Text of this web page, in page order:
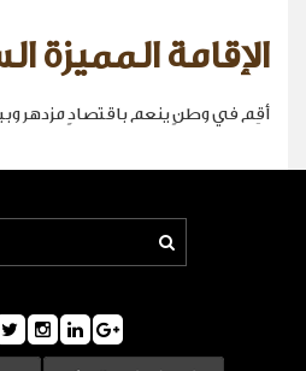
الإقامة المميزة
أقِم في وطنٍ ينعم باقتصادٍ مزدهر